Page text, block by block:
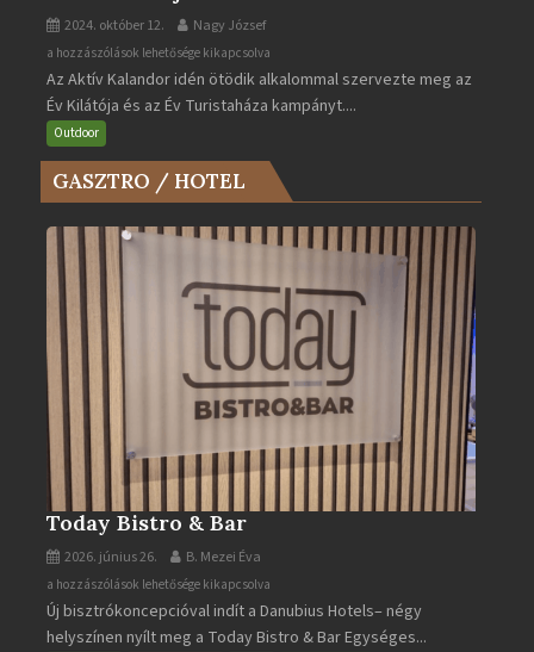
2024. október 12. Nagy József
Az
Év
Kilátója
és
az
Év
bejegyzéshez
a hozzászólások lehetősége kikapcsolva
Az Aktív Kalandor idén ötödik alkalommal szervezte meg az
Év Kilátója és az Év Turistaháza kampányt....
Outdoor
GASZTRO / HOTEL
Today Bistro & Bar
2026. június 26. B. Mezei Éva
Today
Bistro
&
a hozzászólások lehetősége kikapcsolva
Új bisztrókoncepcióval indít a Danubius Hotels– négy
helyszínen nyílt meg a Today Bistro & Bar Egységes...